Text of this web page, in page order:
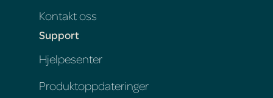
Kontakt oss
Support
Hjelpesenter
Produktoppdateringer